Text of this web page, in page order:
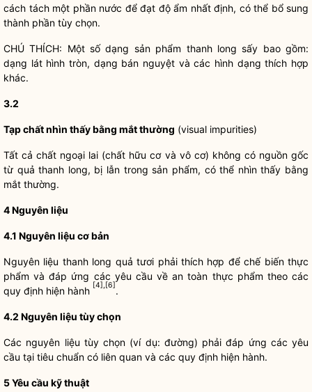
cách tách một phần nước để đạt độ ẩm nhất định, có thể bổ sung
thành phần tùy chọn.
CHÚ THÍCH: Một số dạng sản phẩm thanh long sấy bao gồm:
dạng lát hình tròn, dạng bán nguyệt và các hình dạng thích hợp
khác.
3.2
Tạp chất nhìn thấy bằng mắt thường (visual impurities)
Tất cả chất ngoại lai (chất hữu cơ và vô cơ) không có nguồn gốc
từ quả thanh long, bị lẫn trong sản phẩm, có thể nhìn thấy bằng
mắt thường.
4 Nguyên liệu
4.1 Nguyên liệu cơ bản
Nguyên liệu thanh long quả tươi phải thích hợp để chế biến thực
phẩm và đáp ứng các yêu cầu về an toàn thực phẩm theo các
quy định hiện hành [4],[6].
4.2 Nguyên liệu tùy chọn
Các nguyên liệu tùy chọn (ví dụ: đường) phải đáp ứng các yêu
cầu tại tiêu chuẩn có liên quan và các quy định hiện hành.
5 Yêu cầu kỹ thuật